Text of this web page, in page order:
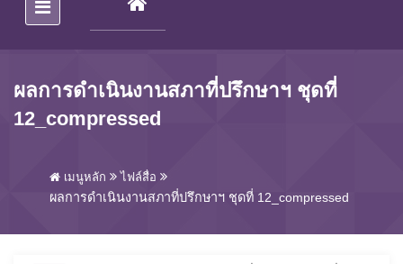
(CURRENT)
ผลการดำเนินงานสภาที่ปรึกษาฯ ชุดที่
12_compressed
เมนูหลัก ไฟล์สื่อ
ผลการดำเนินงานสภาที่ปรึกษาฯ ชุดที่ 12_compressed